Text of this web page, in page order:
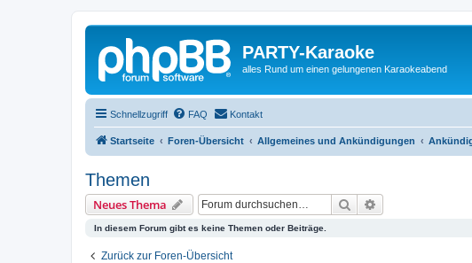
PARTY-Karaoke
alles Rund um einen gelungenen Karaokeabend
Schnellzugriff FAQ Kontakt
Startseite Foren-Übersicht Allgemeines und Ankündigungen
Themen
Neues Thema Suche
In diesem Forum gibt es keine Themen oder Beiträge.
Zurück zur Foren-Übersicht